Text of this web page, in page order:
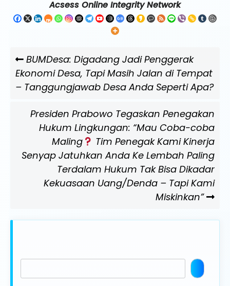
Acsess Online Integrity Network
posPrevious
Post
BUMDesa: Digadang Jadi Penggerak
Ekonomi Desa, Tapi Masih Jalan di Tempat
– Tanggungjawab Desa Anda Seperti Apa?
NextPresiden Prabowo Tegaskan Penegakan
Hukum Lingkungan: “Mau Coba-coba
Maling
Tim Penegak Kami Kinerja
Senyap Jatuhkan Anda Ke Lembah Paling
Terdalam Hukum Tak Bisa Dikadar
Kekuasaan Uang/Denda – Tapi Kami
Miskinkan”